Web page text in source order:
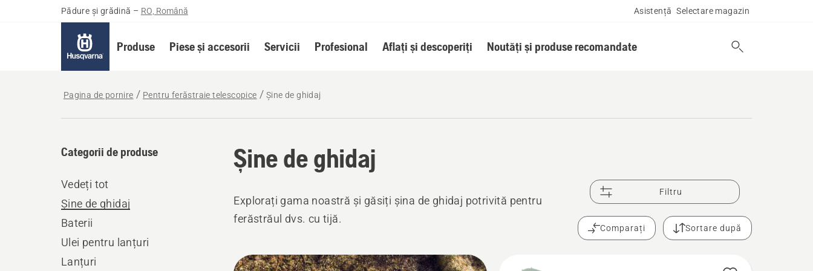
Pădure și grădină – RO, Română Asistență Selectare magazin
Produse Piese și accesorii Servicii Profesional Aflați și descoperiți Noutăți și produse recomandate
Pagina de pornire Pentru ferăstraie telescopice Șine de ghidaj
Șine de ghidaj
Categorii de produse
Vedeți tot
Șine de ghidaj
Baterii
Ulei pentru lanțuri
Lanțuri
Explorați gama noastră și găsiți șina de ghidaj potrivită pentru
ferăstrăul dvs. cu tijă.
Filtru
Comparați Sortare după
Toate